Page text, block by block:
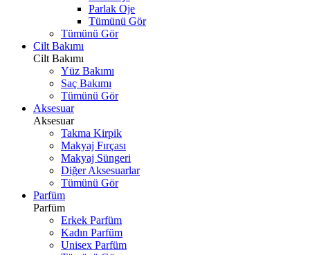
Parlak Oje
Tümünü Gör
Tümünü Gör
Cilt Bakımı
Cilt Bakımı
Yüz Bakımı
Saç Bakımı
Tümünü Gör
Aksesuar
Aksesuar
Takma Kirpik
Makyaj Fırçası
Makyaj Süngeri
Diğer Aksesuarlar
Tümünü Gör
Parfüm
Parfüm
Erkek Parfüm
Kadın Parfüm
Unisex Parfüm